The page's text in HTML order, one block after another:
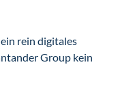
rein digitales
Group kein